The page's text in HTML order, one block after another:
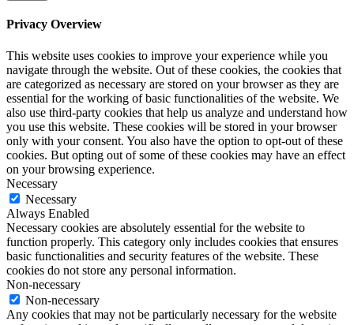
Privacy Overview
This website uses cookies to improve your experience while you
navigate through the website. Out of these cookies, the cookies that
are categorized as necessary are stored on your browser as they are
essential for the working of basic functionalities of the website. We
also use third-party cookies that help us analyze and understand how
you use this website. These cookies will be stored in your browser
only with your consent. You also have the option to opt-out of these
cookies. But opting out of some of these cookies may have an effect
on your browsing experience.
Necessary
Necessary
Always Enabled
Necessary cookies are absolutely essential for the website to
function properly. This category only includes cookies that ensures
basic functionalities and security features of the website. These
cookies do not store any personal information.
Non-necessary
Non-necessary
Any cookies that may not be particularly necessary for the website